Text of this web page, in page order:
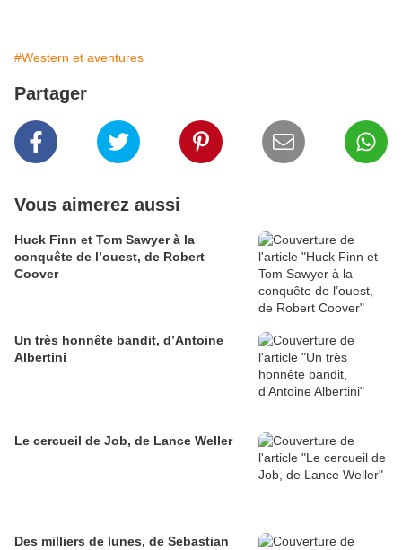
#Western et aventures
Partager
Vous aimerez aussi
Huck Finn et Tom Sawyer à la
conquête de l’ouest, de Robert
Coover
Un très honnête bandit, d’Antoine
Albertini
Le cercueil de Job, de Lance Weller
Des milliers de lunes, de Sebastian